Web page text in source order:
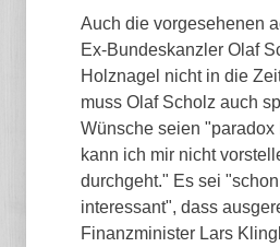
Auch die vorgesehenen
Ex-Bundeskanzler Olaf
Holznagel nicht in die
muss Olaf Scholz auch
Wünsche seien "paradox
kann ich mir nicht
durchgeht." Es sei
interessant", dass
Finanzminister Lars